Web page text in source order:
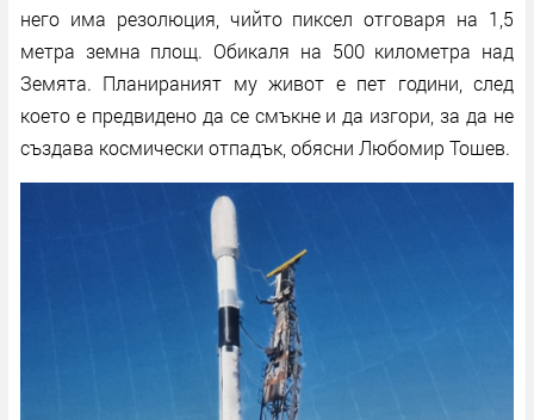
него има резолюция, чийто пиксел отговаря на 1,5
метра земна площ. Обикаля на 500 километра над
Земята. Планираният му живот е пет години, след
което е предвидено да се смъкне и да изгори, за да не
създава космически отпадък, обясни Любомир Тошев.